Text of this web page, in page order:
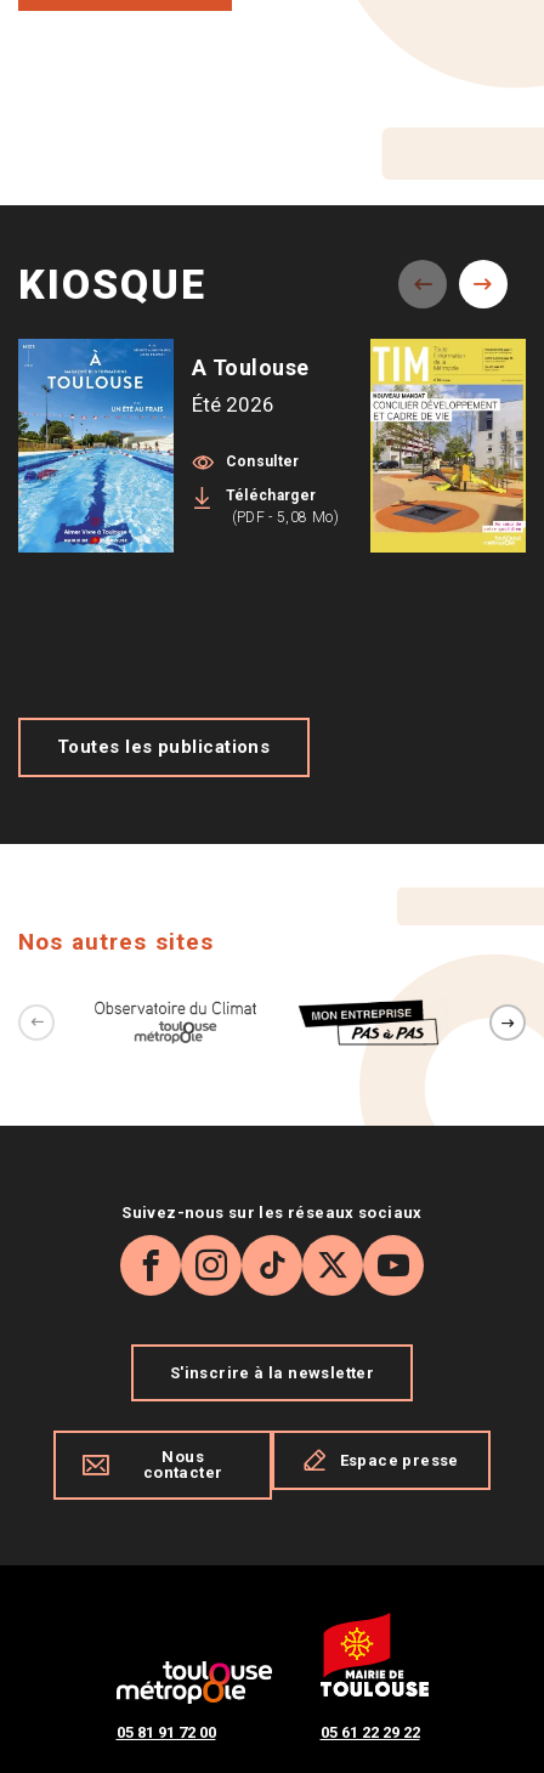
KIOSQUE
A Toulouse
Été 2026
Consulter
Télécharger
(PDF - 5,08 Mo)
Toutes les publications
Nos autres sites
05 81 91 72 00 05 61 22 29 22
Suivez-nous sur les réseaux sociaux
Facebook
Instagram
TikTok
X YouTube
S'inscrire à la newsletter
Nous
contacter
Espace presse